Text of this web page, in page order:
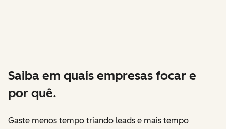
Saiba em quais empresas focar e
por quê.
Gaste menos tempo triando leads e mais tempo